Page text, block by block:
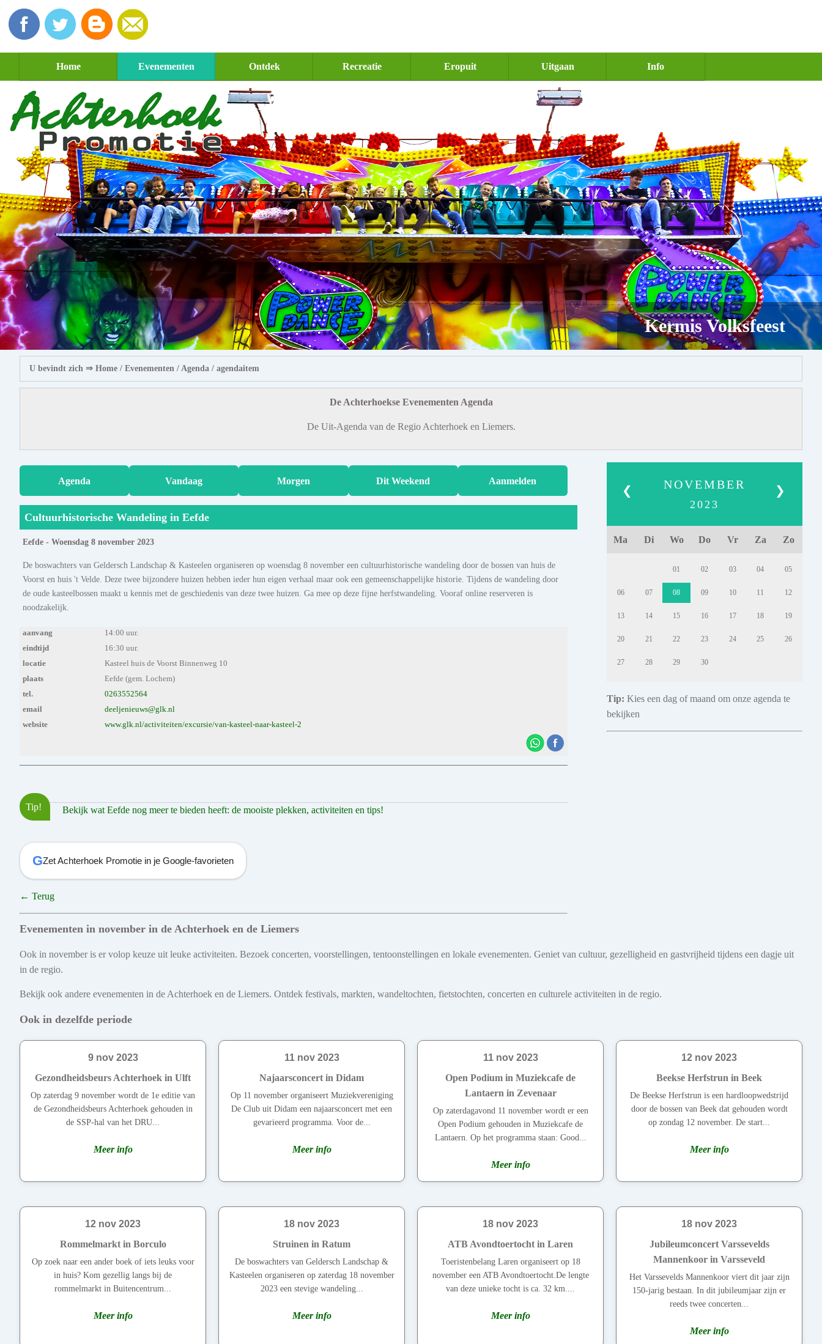
Home Evenementen Ontdek Recreatie Eropuit Uitgaan Info
Kermis Volksfeest
U bevindt zich ⇒ Home / Evenementen / Agenda / agendaitem
De Achterhoekse Evenementen Agenda
De Uit-Agenda van de Regio Achterhoek en Liemers.
Agenda Vandaag Morgen Dit Weekend Aanmelden
Cultuurhistorische Wandeling in Eefde
Eefde - Woensdag 8 november 2023
De boswachters van Geldersch Landschap & Kasteelen organiseren op woensdag 8 november een cultuurhistorische wandeling door de bossen van huis de
Voorst en huis 't Velde. Deze twee bijzondere huizen hebben ieder hun eigen verhaal maar ook een gemeenschappelijke historie. Tijdens de wandeling door
de oude kasteelbossen maakt u kennis met de geschiedenis van deze twee huizen. Ga mee op deze fijne herfstwandeling. Vooraf online reserveren is
noodzakelijk.
aanvang
14:00 uur.
eindtijd
16:30 uur.
locatie
Kasteel huis de Voorst Binnenweg 10
plaats
Eefde (gem. Lochem)
tel.
0263552564
email
deeljenieuws@glk.nl
website
www.glk.nl/activiteiten/excursie/van-kasteel-naar-kasteel-2
Tip! Bekijk wat Eefde nog meer te bieden heeft: de mooiste plekken, activiteiten en tips!
GZet Achterhoek Promotie in je Google-favorieten
← Terug
❮ ❯
NOVEMBER
2023
Ma Di Wo Do Vr Za Zo
01 02 03 04 05
06 07 08 09 10 11 12
13 14 15 16 17 18 19
20 21 22 23 24 25 26
27 28 29 30
Tip: Kies een dag of maand om onze agenda te
bekijken
Evenementen in november in de Achterhoek en de Liemers
Ook in november is er volop keuze uit leuke activiteiten. Bezoek concerten, voorstellingen, tentoonstellingen en lokale evenementen. Geniet van cultuur, gezelligheid en gastvrijheid tijdens een dagje uit
in de regio.
Bekijk ook andere evenementen in de Achterhoek en de Liemers. Ontdek festivals, markten, wandeltochten, fietstochten, concerten en culturele activiteiten in de regio.
Ook in dezelfde periode
9 nov 2023
Gezondheidsbeurs Achterhoek in Ulft
Op zaterdag 9 november wordt de 1e editie van
de Gezondheidsbeurs Achterhoek gehouden in
de SSP-hal van het DRU...
Meer info
11 nov 2023
Najaarsconcert in Didam
Op 11 november organiseert Muziekvereniging
De Club uit Didam een najaarsconcert met een
gevarieerd programma. Voor de...
Meer info
11 nov 2023
Open Podium in Muziekcafe de
Lantaern in Zevenaar
Op zaterdagavond 11 november wordt er een
Open Podium gehouden in Muziekcafe de
Lantaern. Op het programma staan: Good...
Meer info
12 nov 2023
Beekse Herfstrun in Beek
De Beekse Herfstrun is een hardloopwedstrijd
door de bossen van Beek dat gehouden wordt
op zondag 12 november. De start...
Meer info
12 nov 2023
Rommelmarkt in Borculo
Op zoek naar een ander boek of iets leuks voor
in huis? Kom gezellig langs bij de
rommelmarkt in Buitencentrum...
Meer info
18 nov 2023
Struinen in Ratum
De boswachters van Geldersch Landschap &
Kasteelen organiseren op zaterdag 18 november
2023 een stevige wandeling...
Meer info
18 nov 2023
ATB Avondtoertocht in Laren
Toeristenbelang Laren organiseert op 18
november een ATB Avondtoertocht.De lengte
van deze unieke tocht is ca. 32 km....
Meer info
18 nov 2023
Jubileumconcert Varssevelds
Mannenkoor in Varsseveld
Het Varssevelds Mannenkoor viert dit jaar zijn
150-jarig bestaan. In dit jubileumjaar zijn er
reeds twee concerten...
Meer info